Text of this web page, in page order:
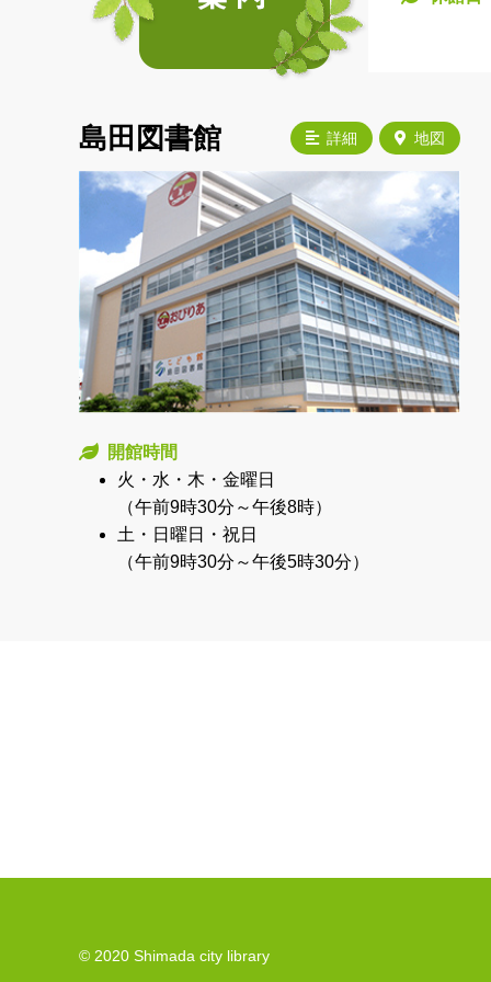
詳細 地図
島田図書館
開館時間
火・水・木・金曜日
（午前9時30分～午後8時）
土・日曜日・祝日
（午前9時30分～午後5時30分）
© 2020 Shimada city library